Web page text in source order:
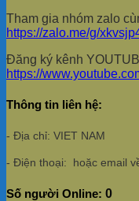
Tham gia nhóm zalo
https://zalo.me/g/
Đăng ký kênh
https://
Thông tin liên hệ:
- Địa chỉ: VIET NAM
- Điện thoại: hoặc email
Số người Online: 0